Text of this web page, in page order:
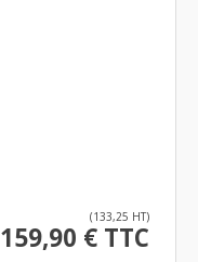
(133,25 HT)
159,90 € TTC